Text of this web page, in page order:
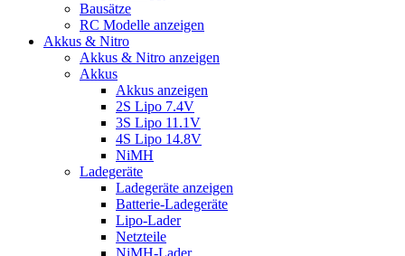
Bausätze
RC Modelle anzeigen
Akkus & Nitro
Akkus & Nitro anzeigen
Akkus
Akkus anzeigen
2S Lipo 7.4V
3S Lipo 11.1V
4S Lipo 14.8V
NiMH
Ladegeräte
Ladegeräte anzeigen
Batterie-Ladegeräte
Lipo-Lader
Netzteile
NiMH-Lader